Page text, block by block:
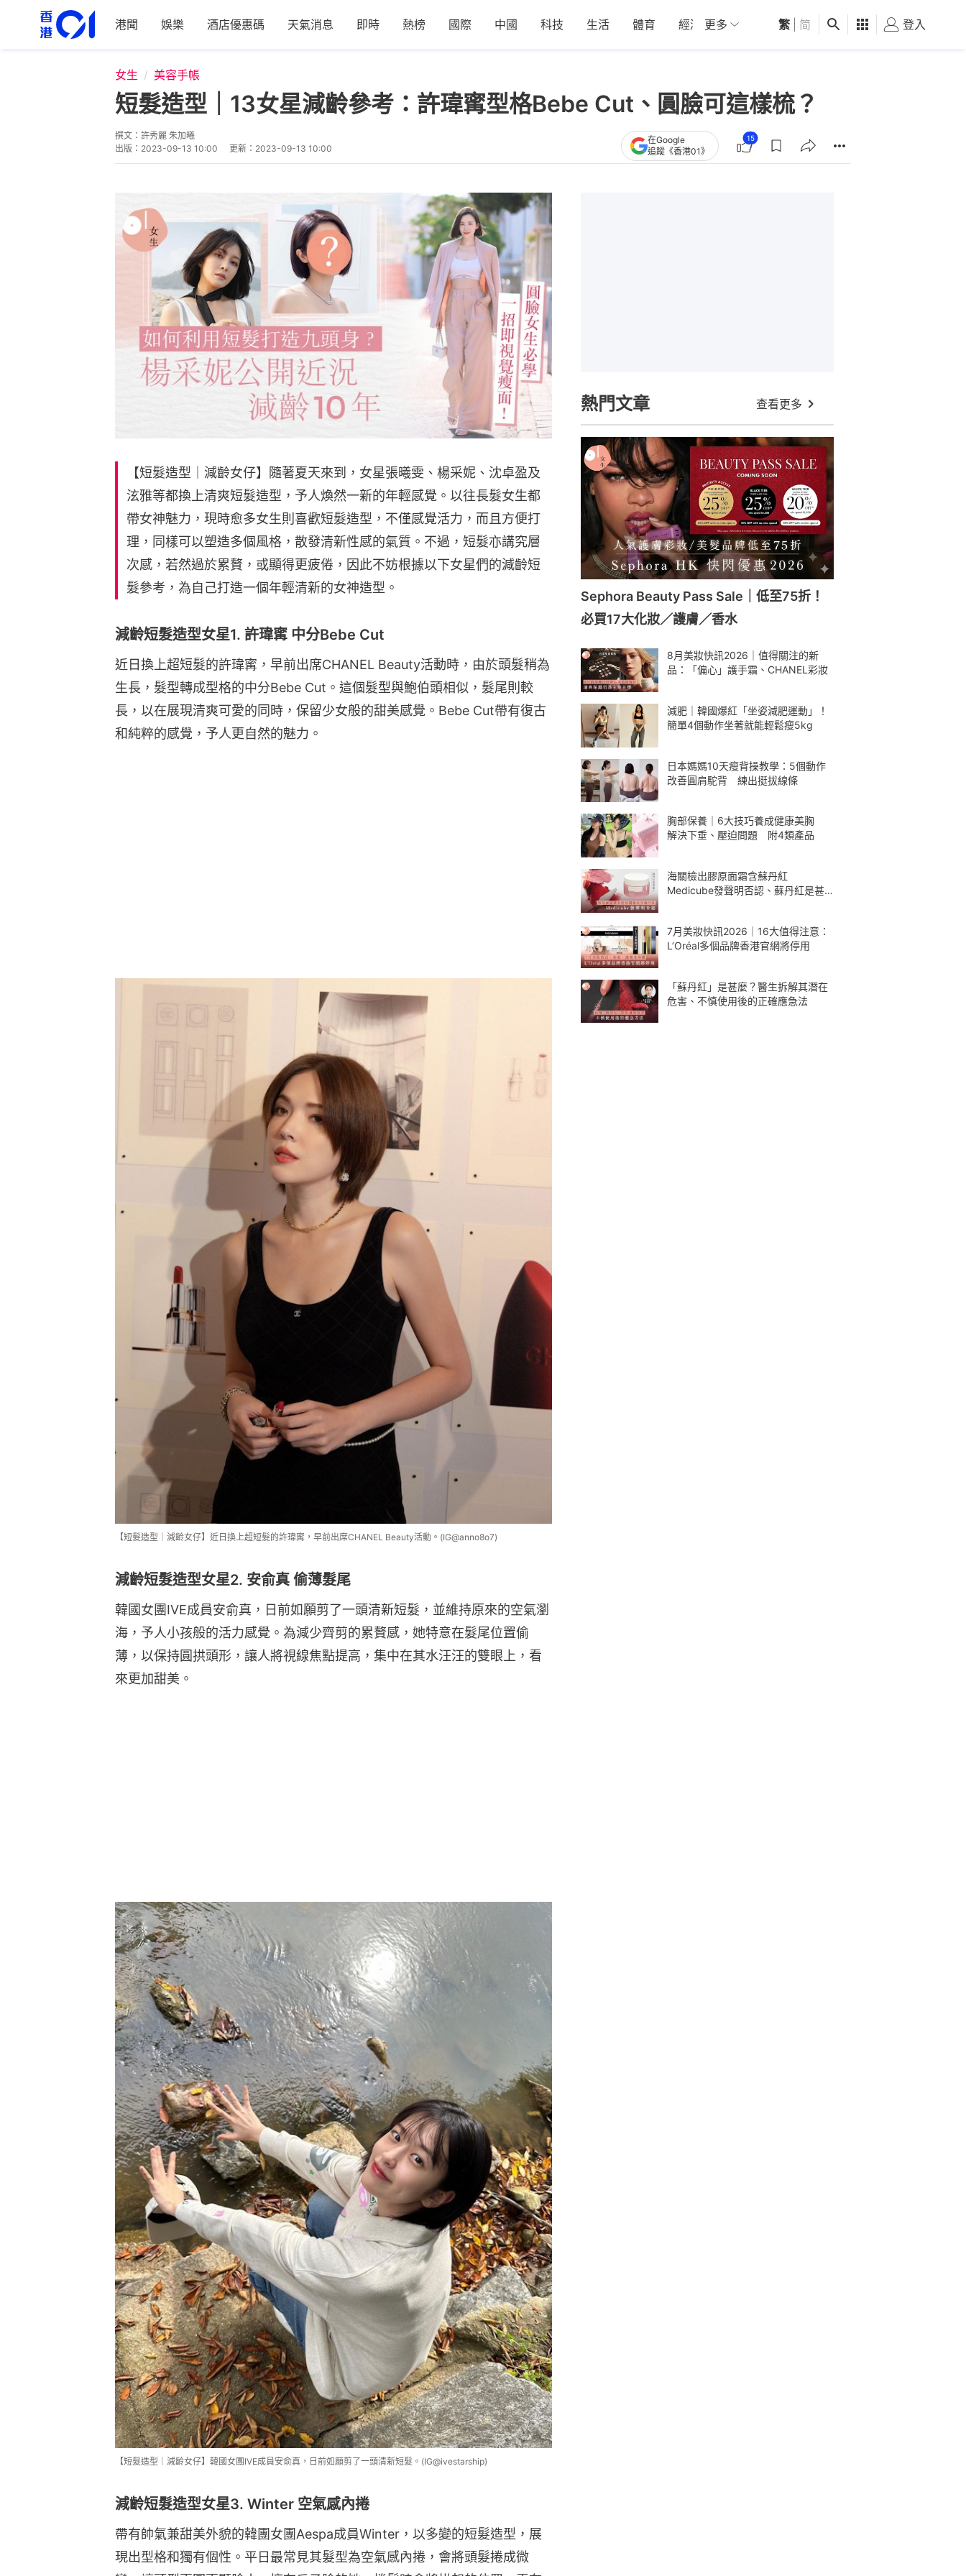
港聞 娛樂 酒店優惠碼 天氣消息 即時 熱榜 國際 中國 科技 生活 體育 經濟 01深圳 觀點 健康 好食玩飛
更多 繁 简 登入
女生 美容手帳
短髮造型｜13女星減齡參考：許瑋寗型格Bebe Cut、圓臉可這樣梳？
撰文： 許秀麗 朱加曦
出版： 2023-09-13 10:00 更新： 2023-09-13 10:00
在Google
追蹤《香港01》
15
【短髮造型｜減齡女仔】隨著夏天來到，女星張曦雯、楊采妮、沈卓盈及
泫雅等都換上清爽短髮造型，予人煥然一新的年輕感覺。以往長髮女生都
帶女神魅力，現時愈多女生則喜歡短髮造型，不僅感覺活力，而且方便打
理，同樣可以塑造多個風格，散發清新性感的氣質。不過，短髮亦講究層
次感，若然過於累贅，或顯得更疲倦，因此不妨根據以下女星們的減齡短
髮參考，為自己打造一個年輕清新的女神造型。
減齡短髮造型女星1. 許瑋寗 中分Bebe Cut
近日換上超短髮的許瑋寗，早前出席CHANEL Beauty活動時，由於頭髮稍為
生長，髮型轉成型格的中分Bebe Cut。這個髮型與鮑伯頭相似，髮尾則較
長，以在展現清爽可愛的同時，保留少女般的甜美感覺。Bebe Cut帶有復古
和純粹的感覺，予人更自然的魅力。
【短髮造型｜減齡女仔】近日換上超短髮的許瑋寗，早前出席CHANEL Beauty活動。(IG@anno8o7)
減齡短髮造型女星2. 安俞真 偷薄髮尾
韓國女團IVE成員安俞真，日前如願剪了一頭清新短髮，並維持原來的空氣瀏
海，予人小孩般的活力感覺。為減少齊剪的累贅感，她特意在髮尾位置偷
薄，以保持圓拱頭形，讓人將視線焦點提高，集中在其水汪汪的雙眼上，看
來更加甜美。
【短髮造型｜減齡女仔】韓國女團IVE成員安俞真，日前如願剪了一頭清新短髮。(IG@ivestarship)
減齡短髮造型女星3. Winter 空氣感內捲
帶有帥氣兼甜美外貌的韓團女團Aespa成員Winter，以多變的短髮造型，展
現出型格和獨有個性。平日最常見其髮型為空氣感內捲，會將頭髮捲成微
熱門文章 查看更多
Sephora Beauty Pass Sale｜低至75折！
必買17大化妝／護膚／香水
8月美妝快訊2026｜值得關注的新
品：「偏心」護手霜、CHANEL彩妝
減肥｜韓國爆紅「坐姿減肥運動」！
簡單4個動作坐著就能輕鬆瘦5kg
日本媽媽10天瘦背操教學：5個動作
改善圓肩駝背 練出挺拔線條
胸部保養｜6大技巧養成健康美胸
解決下垂、壓迫問題 附4類產品
海關檢出膠原面霜含蘇丹紅
Medicube發聲明否認、蘇丹紅是甚
7月美妝快訊2026｜16大值得注意：
L’Oréal多個品牌香港官網將停用
「蘇丹紅」是甚麼？醫生拆解其潛在
危害、不慎使用後的正確應急法